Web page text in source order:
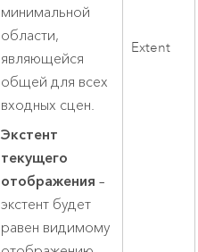
минимальной
области,
являющейся
общей для всех
входных сцен.
Экстент
текущего
отображения –
экстент будет
равен видимому
Extent